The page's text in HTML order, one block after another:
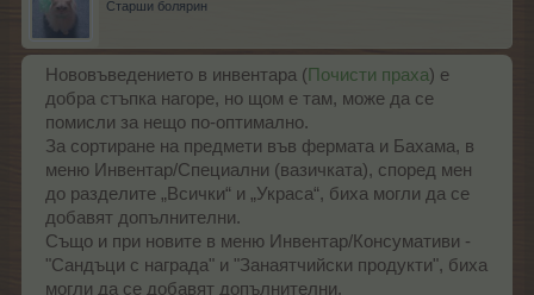
Старши болярин
Нововъведението в инвентара (Почисти праха) е
добра стъпка нагоре, но щом е там, може да се
помисли за нещо по-оптимално.
За сортиране на предмети във фермата и Бахама, в
меню Инвентар/Специални (вазичката), според мен
до разделите „Всички“ и „Украса“, биха могли да се
добавят допълнителни.
Също и при новите в меню Инвентар/Консумативи -
"Сандъци с награда" и "Занаятчийски продукти", биха
могли да се добавят допълнителни.